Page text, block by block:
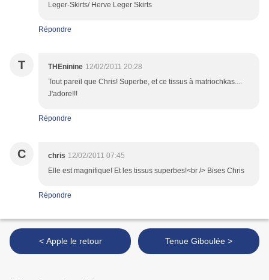
Leger-Skirts/ Herve Leger Skirts
Répondre
T THEninine 12/02/2011 20:28
Tout pareil que Chris! Superbe, et ce tissus à matriochkas....
J'adore!!!
Répondre
C chris 12/02/2011 07:45
Elle est magnifique! Et les tissus superbes!<br /> Bises Chris
Répondre
< Apple le retour Tenue Giboulée >